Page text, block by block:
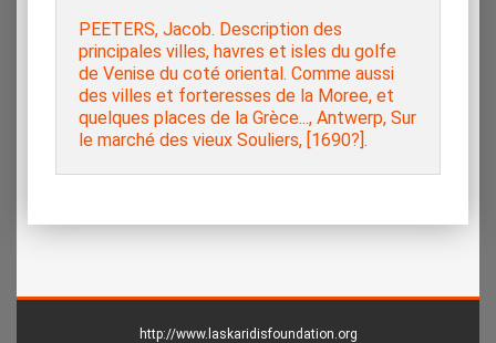
PEETERS, Jacob. Description des
principales villes, havres et isles du golfe
de Venise du coté oriental. Comme aussi
des villes et forteresses de la Moree, et
quelques places de la Grèce..., Antwerp, Sur
le marché des vieux Souliers, [1690?].
http://www.laskaridisfoundation.org